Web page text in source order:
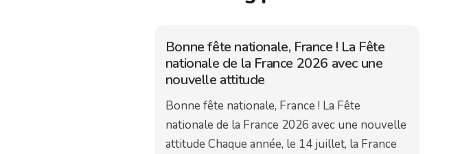
Bonne fête nationale, France ! La Fête
nationale de la France 2026 avec une
nouvelle attitude
Bonne fête nationale, France ! La Fête
nationale de la France 2026 avec une nouvelle
attitude Chaque année, le 14 juillet, la France